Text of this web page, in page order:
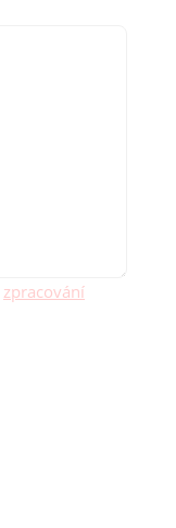
zpracování